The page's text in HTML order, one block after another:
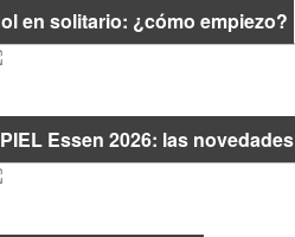
en solitario: ¿cómo empiezo?
Essen 2026: las novedades